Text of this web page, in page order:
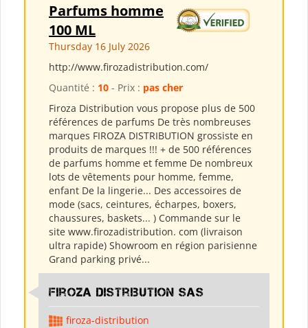
Parfums homme
100 ML
Thursday 16 July 2026
http://www.firozadistribution.com/
Quantité : 10 - Prix : pas cher
Firoza Distribution vous propose plus de 500
références de parfums De très nombreuses
marques FIROZA DISTRIBUTION grossiste en
produits de marques !!! + de 500 références
de parfums homme et femme De nombreux
lots de vêtements pour homme, femme,
enfant De la lingerie... Des accessoires de
mode (sacs, ceintures, écharpes, boxers,
chaussures, baskets... ) Commande sur le
site www.firozadistribution. com (livraison
ultra rapide) Showroom en région parisienne
Grand parking privé...
Firoza Distribution SAS
firoza-distribution